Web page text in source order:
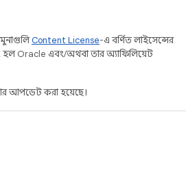
Content License-এ বর্ণিত লাইসেন্সের
হল Oracle এবং/অথবা তার অ্যাফিলিয়েট
আপডেট করা হয়েছে।